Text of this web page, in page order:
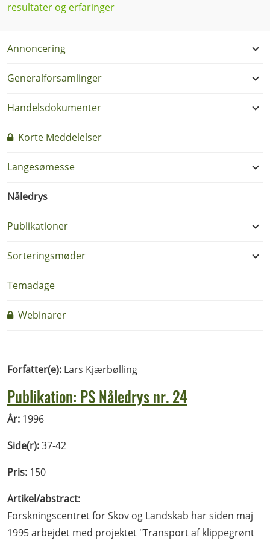
resultater og erfaringer
Annoncering
Generalforsamlinger
Handelsdokumenter
Korte Meddelelser
Langesømesse
Nåledrys
Publikationer
Sorteringsmøder
Temadage
Webinarer
Forfatter(e): Lars Kjærbølling
Publikation: PS Nåledrys nr. 24
År: 1996
Side(r):37-42
Pris: 150
Artikel/abstract:
Forskningscentret for Skov og Landskab har siden maj
1995 arbejdet med projektet "Transport af klippegrønt